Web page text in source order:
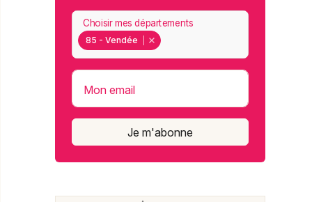
85 - Vendée
Choisir mes départements
Mon email
Je m'abonne